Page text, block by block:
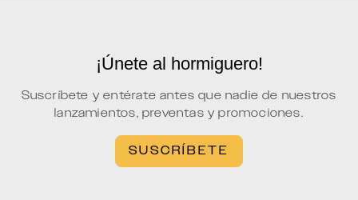
¡Únete al hormiguero!
Suscríbete y entérate antes que nadie de nuestros
lanzamientos, preventas y promociones.
SUSCRÍBETE